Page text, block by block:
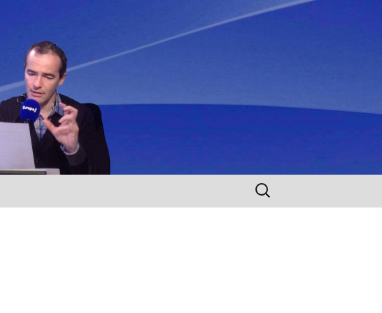
Rechercher :